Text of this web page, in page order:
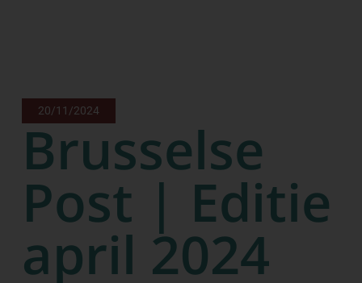
20/11/2024
Brusselse
Post | Editie
april 2024